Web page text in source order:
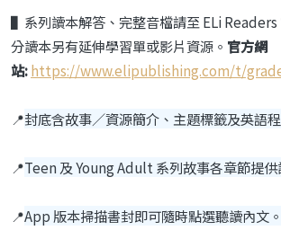
▌系列讀本解答、完整音檔請至 ELi Readers
分讀本另有延伸學習單或影片資源。 官方網
站:https://www.elipublishing.com/t/
📍封底含故事／資源簡介、主題標籤及英語
📍Teen 及 Young Adult 系列故事各章節提供
📍App 版本掃描書封即可隨時點選聽讀內文。